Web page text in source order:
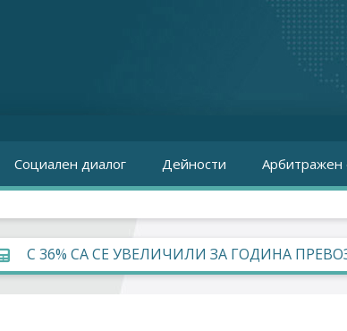
Социален диалог Дейности Арбитражен
С 36% СА СЕ УВЕЛИЧИЛИ ЗА ГОДИНА